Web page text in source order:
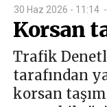
30 Haz 2026 - 11:14 -
Korsan
Trafik
tarafından
korsan